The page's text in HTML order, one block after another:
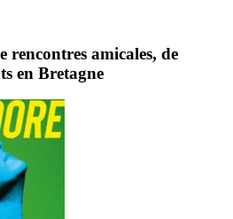
rencontres amicales, de
en Bretagne